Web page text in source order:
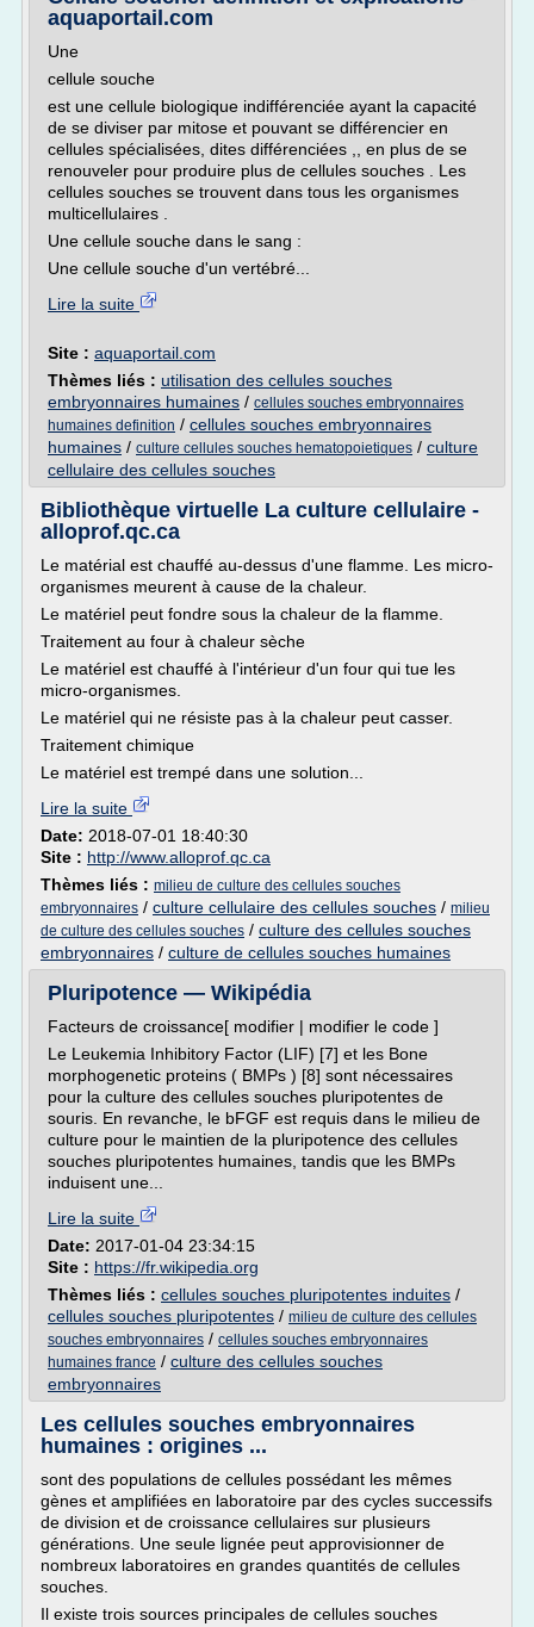
aquaportail.com
Une
cellule souche
est une cellule biologique indifférenciée ayant la capacité
de se diviser par mitose et pouvant se différencier en
cellules spécialisées, dites différenciées ,, en plus de se
renouveler pour produire plus de cellules souches . Les
cellules souches se trouvent dans tous les organismes
multicellulaires .
Une cellule souche dans le sang :
Une cellule souche d'un vertébré...
Lire la suite
Site : aquaportail.com
Thèmes liés : utilisation des cellules souches
embryonnaires humaines / cellules souches embryonnaires
humaines definition / cellules souches embryonnaires
humaines / culture cellules souches hematopoietiques / culture
cellulaire des cellules souches
Bibliothèque virtuelle La culture cellulaire -
alloprof.qc.ca
Le matérial est chauffé au-dessus d'une flamme. Les micro-
organismes meurent à cause de la chaleur.
Le matériel peut fondre sous la chaleur de la flamme.
Traitement au four à chaleur sèche
Le matériel est chauffé à l'intérieur d'un four qui tue les
micro-organismes.
Le matériel qui ne résiste pas à la chaleur peut casser.
Traitement chimique
Le matériel est trempé dans une solution...
Lire la suite
Date: 2018-07-01 18:40:30
Site : http://www.alloprof.qc.ca
Thèmes liés : milieu de culture des cellules souches
embryonnaires / culture cellulaire des cellules souches / milieu
de culture des cellules souches / culture des cellules souches
embryonnaires / culture de cellules souches humaines
Pluripotence — Wikipédia
Facteurs de croissance[ modifier | modifier le code ]
Le Leukemia Inhibitory Factor (LIF) [7] et les Bone
morphogenetic proteins ( BMPs ) [8] sont nécessaires
pour la culture des cellules souches pluripotentes de
souris. En revanche, le bFGF est requis dans le milieu de
culture pour le maintien de la pluripotence des cellules
souches pluripotentes humaines, tandis que les BMPs
induisent une...
Lire la suite
Date: 2017-01-04 23:34:15
Site : https://fr.wikipedia.org
Thèmes liés : cellules souches pluripotentes induites /
cellules souches pluripotentes / milieu de culture des cellules
souches embryonnaires / cellules souches embryonnaires
humaines france / culture des cellules souches
embryonnaires
Les cellules souches embryonnaires
humaines : origines ...
sont des populations de cellules possédant les mêmes
gènes et amplifiées en laboratoire par des cycles successifs
de division et de croissance cellulaires sur plusieurs
générations. Une seule lignée peut approvisionner de
nombreux laboratoires en grandes quantités de cellules
souches.
Il existe trois sources principales de cellules souches